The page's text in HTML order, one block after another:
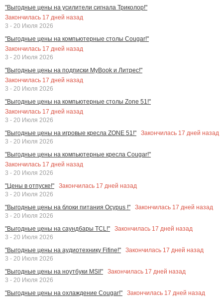
"Выгодные цены на усилители сигнала Триколор!"
Закончилась 17 дней назад
3 - 20 Июля 2026
"Выгодные цены на компьютерные столы Cougar!"
Закончилась 17 дней назад
3 - 20 Июля 2026
"Выгодные цены на подписки MyBook и Литрес!"
Закончилась 17 дней назад
3 - 20 Июля 2026
"Выгодные цены на компьютерные столы Zone 51!"
Закончилась 17 дней назад
3 - 20 Июля 2026
"Выгодные цены на игровые кресла ZONE 51!"
Закончилась 17 дней назад
3 - 20 Июля 2026
"Выгодные цены на компьютерные кресла Cougar!"
Закончилась 17 дней назад
3 - 20 Июля 2026
"Цены в отпуске!"
Закончилась 17 дней назад
3 - 20 Июля 2026
"Выгодные цены на блоки питания Ocypus !"
Закончилась 17 дней назад
3 - 20 Июля 2026
"Выгодные цены на саундбары TCL!"
Закончилась 17 дней назад
3 - 20 Июля 2026
"Выгодные цены на аудиотехнику Fifine!"
Закончилась 17 дней назад
3 - 20 Июля 2026
"Выгодные цены на ноутбуки MSI!"
Закончилась 17 дней назад
3 - 20 Июля 2026
"Выгодные цены на охлаждение Cougar!"
Закончилась 17 дней назад